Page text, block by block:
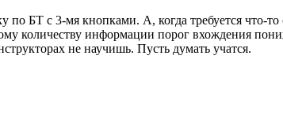
БТ с 3-мя кнопками. А, когда требуется что-то
количеству информации порог вхождения
не научишь. Пусть думать учатся.